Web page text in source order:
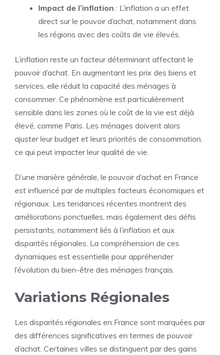
Impact de l’inflation : L’inflation a un effet
direct sur le pouvoir d’achat, notamment dans
les régions avec des coûts de vie élevés.
L’inflation reste un facteur déterminant affectant le
pouvoir d’achat. En augmentant les prix des biens et
services, elle réduit la capacité des ménages à
consommer. Ce phénomène est particulièrement
sensible dans les zones où le coût de la vie est déjà
élevé, comme Paris. Les ménages doivent alors
ajuster leur budget et leurs priorités de consommation,
ce qui peut impacter leur qualité de vie.
D’une manière générale, le pouvoir d’achat en France
est influencé par de multiples facteurs économiques et
régionaux. Les tendances récentes montrent des
améliorations ponctuelles, mais également des défis
persistants, notamment liés à l’inflation et aux
disparités régionales. La compréhension de ces
dynamiques est essentielle pour appréhender
l’évolution du bien-être des ménages français.
Variations Régionales
Les disparités régionales en France sont marquées par
des différences significatives en termes de pouvoir
d’achat. Certaines villes se distinguent par des gains